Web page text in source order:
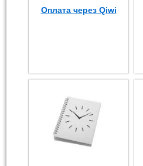
Оплата через Qiwi